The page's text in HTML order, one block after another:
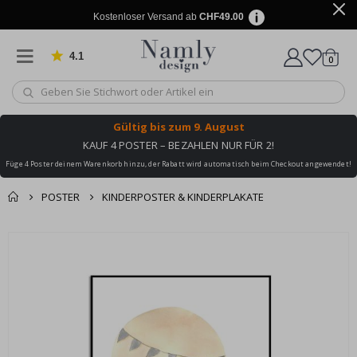
Kostenloser Versand ab CHF49.00
4.1 von 1032 Bewertungen
Wagen
0
Gültig bis zum 9. August
KAUF 4 POSTER – BEZAHLEN NUR FÜR 2!
Füge 4 Poster deinem Warenkorb hinzu, der Rabatt wird automatisch beim Checkout angewendet!
POSTER KINDERPOSTER & KINDERPLAKATE